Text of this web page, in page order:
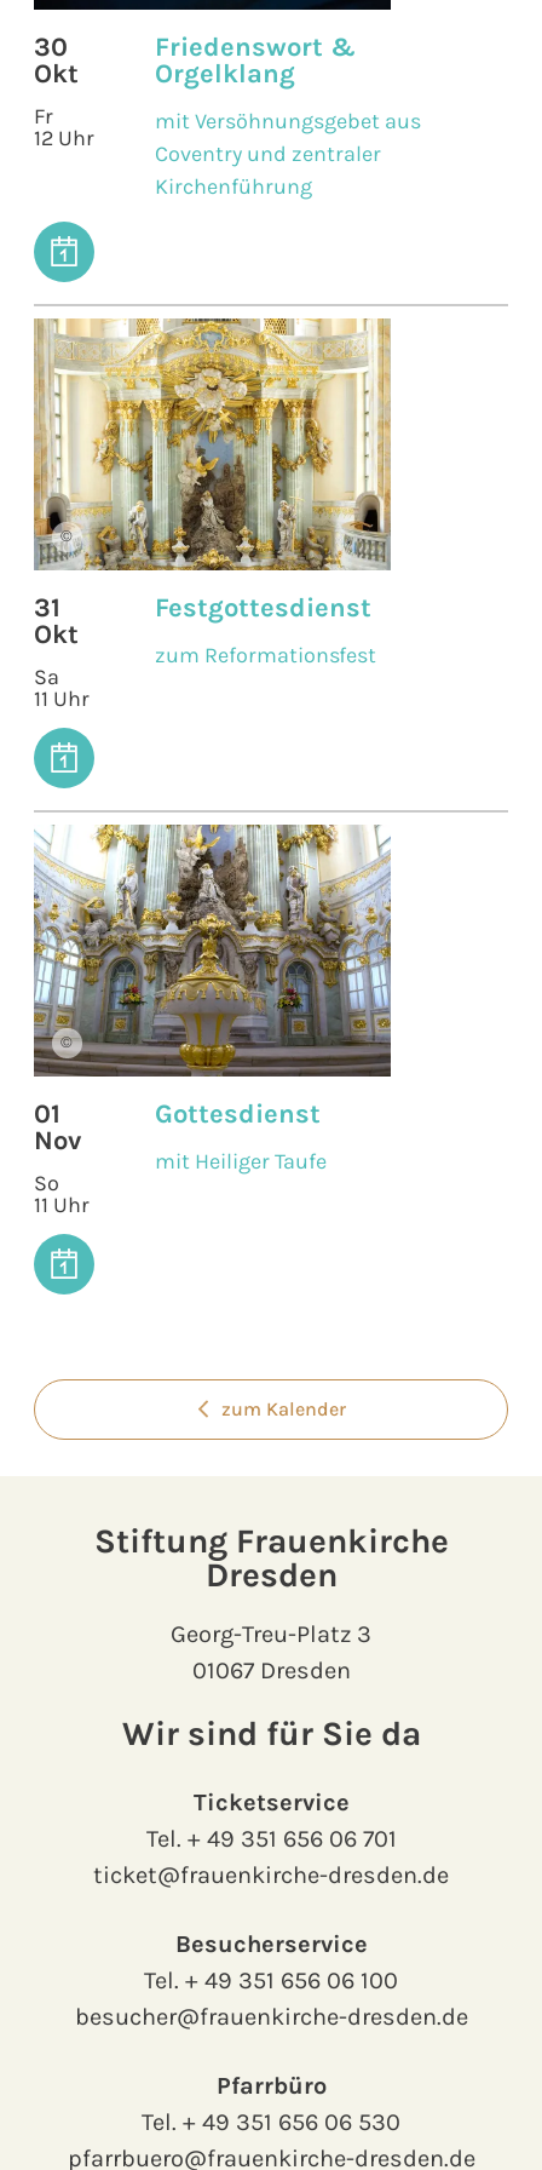
30
Okt
Fr
12 Uhr
Friedenswort &
Orgelklang
mit Versöhnungsgebet aus
Coventry und zentraler
Kirchenführung
©
31
Okt
Sa
11 Uhr
Festgottesdienst
zum Reformationsfest
©
01
Nov
So
11 Uhr
Gottesdienst
mit Heiliger Taufe
zum Kalender
Stiftung Frauenkirche
Dresden
Georg-Treu-Platz 3
01067 Dresden
Wir sind für Sie da
Ticketservice
Tel. + 49 351 656 06 701
ticket@frauenkirche-dresden.de
Besucherservice
Tel. + 49 351 656 06 100
besucher@frauenkirche-dresden.de
Pfarrbüro
Tel. + 49 351 656 06 530
pfarrbuero@frauenkirche-dresden.de